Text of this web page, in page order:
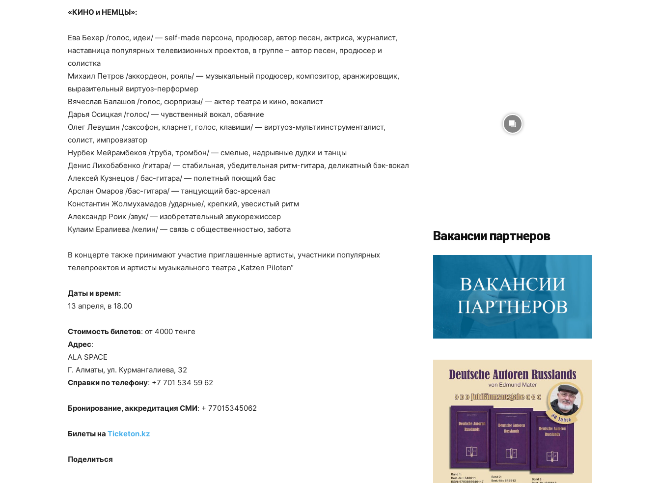
«КИНО и НЕМЦЫ»:
Ева Бехер /голос, идеи/ — self-made персона, продюсер, автор песен, актриса, журналист,
наставница популярных телевизионных проектов, в группе – автор песен, продюсер и
солистка
Михаил Петров /аккордеон, рояль/ — музыкальный продюсер, композитор, аранжировщик,
выразительный виртуоз-перформер
Вячеслав Балашов /голос, сюрпризы/ — актер театра и кино, вокалист
Дарья Осицкая /голос/ — чувственный вокал, обаяние
Олег Левушин /саксофон, кларнет, голос, клавиши/ — виртуоз-мультиинструменталист,
солист, импровизатор
Нурбек Мейрамбеков /труба, тромбон/ — смелые, надрывные дудки и танцы
Денис Лихобабенко /гитара/ — стабильная, убедительная ритм-гитара, деликатный бэк-вокал
Алексей Кузнецов / бас-гитара/ — полетный поющий бас
Арслан Омаров /бас-гитара/ — танцующий бас-арсенал
Константин Жолмухамадов /ударные/, крепкий, увесистый ритм
Александр Роик /звук/ — изобретательный звукорежиссер
Кулаим Ералиева /келин/ — связь с общественностью, забота
В концерте также принимают участие приглашенные артисты, участники популярных
телепроектов и артисты музыкального театра „Katzen Piloten“
Даты и время:
13 апреля, в 18.00
Стоимость билетов: от 4000 тенге
Адрес:
ALA SPACE
Г. Алматы, ул. Курмангалиева, 32
Справки по телефону: +7 701 534 59 62
Бронирование, аккредитация СМИ: + 77015345062
Билеты на Ticketon.kz
Поделиться
Вакансии партнеров